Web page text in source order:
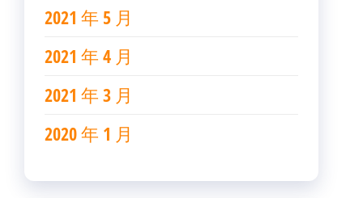
2021 年 5 月
2021 年 4 月
2021 年 3 月
2020 年 1 月